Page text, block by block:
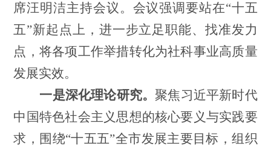
席汪明洁主持会议 。会议强调要站在“十五
五”新起点上， 进一步立足职能、找准发力
点， 将各项工作举措转化为社科事业高质量
发展实效。
一是深化理论研究。 聚焦习近平新时代
中国特色社会主义思想的核心要义与实践要
求，围绕“十五五”全市发展主要目标，组织